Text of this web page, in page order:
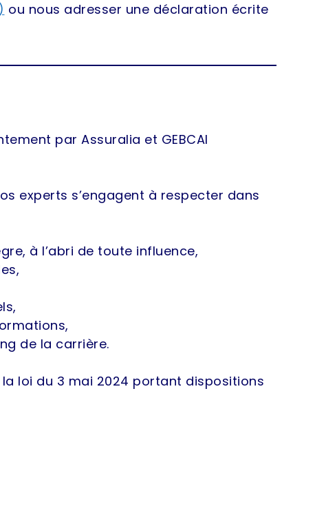
ou nous adresser une déclaration écrite
par Assuralia et GEBCAI
experts s’engagent à respecter dans
à l’abri de toute influence,
de la carrière.
loi du 3 mai 2024 portant dispositions